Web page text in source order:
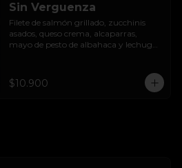
Sin Verguenza
Filete de salmón grillado, zucchinis
asados, queso crema, alcaparras,
mayo de pesto de albahaca y lechuga
$10.900